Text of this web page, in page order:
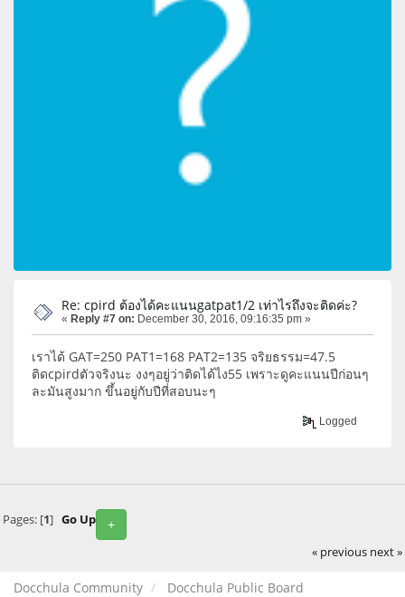
Re: cpird ต้องได้คะแนนgatpat1/2 เท่าไรถึงจะติดค่ะ?
« Reply #7 on: December 30, 2016, 09:16:35 pm »
เราได้ GAT=250 PAT1=168 PAT2=135 จริยธรรม=47.5
ติดcpirdตัวจริงนะ งงๆอยู่ว่าติดได้ไง55 เพราะดูคะแนนปีก่อนๆ
ละมันสูงมาก ขึ้นอยู่กับปีที่สอบนะๆ
Logged
+
Pages: [1] Go Up
« previous next »
Docchula Community
Docchula Public Board